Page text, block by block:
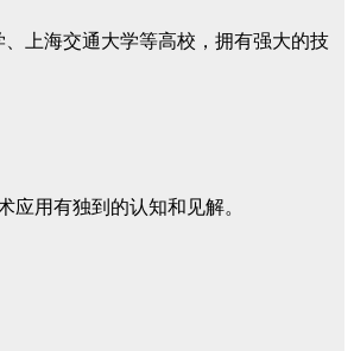
上海交通大学等高校，拥有强大的技
应用有独到的认知和见解。